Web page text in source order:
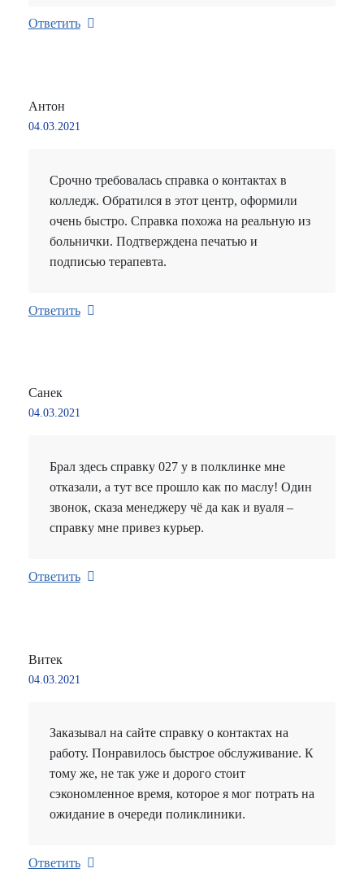
Ответить
Антон
04.03.2021
Срочно требовалась справка о контактах в
колледж. Обратился в этот центр, оформили
очень быстро. Справка похожа на реальную из
больнички. Подтверждена печатью и
подписью терапевта.
Ответить
Санек
04.03.2021
Брал здесь справку 027 у в полклинке мне
отказали, а тут все прошло как по маслу! Один
звонок, сказа менеджеру чё да как и вуаля –
справку мне привез курьер.
Ответить
Витек
04.03.2021
Заказывал на сайте справку о контактах на
работу. Понравилось быстрое обслуживание. К
тому же, не так уже и дорого стоит
сэкономленное время, которое я мог потрать на
ожидание в очереди поликлиники.
Ответить